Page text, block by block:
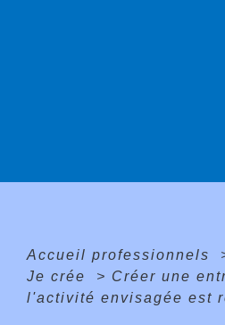
Accueil professionnels
Je crée
> Créer une
l'activité envisagée est